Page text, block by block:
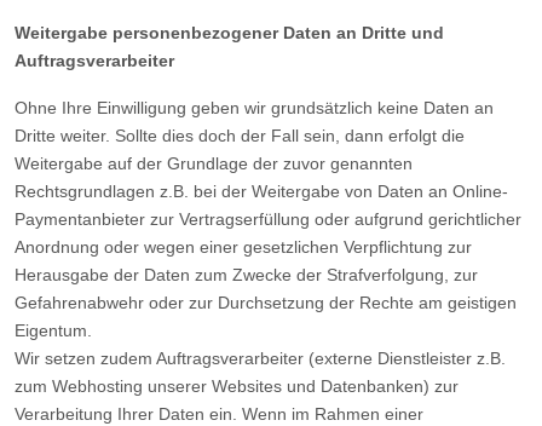
Weitergabe personenbezogener Daten an Dritte und
Auftragsverarbeiter
Ohne Ihre Einwilligung geben wir grundsätzlich keine Daten an
Dritte weiter. Sollte dies doch der Fall sein, dann erfolgt die
Weitergabe auf der Grundlage der zuvor genannten
Rechtsgrundlagen z.B. bei der Weitergabe von Daten an Online-
Paymentanbieter zur Vertragserfüllung oder aufgrund gerichtlicher
Anordnung oder wegen einer gesetzlichen Verpflichtung zur
Herausgabe der Daten zum Zwecke der Strafverfolgung, zur
Gefahrenabwehr oder zur Durchsetzung der Rechte am geistigen
Eigentum.
Wir setzen zudem Auftragsverarbeiter (externe Dienstleister z.B.
zum Webhosting unserer Websites und Datenbanken) zur
Verarbeitung Ihrer Daten ein. Wenn im Rahmen einer